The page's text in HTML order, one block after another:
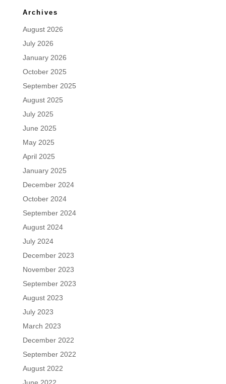
Archives
August 2026
July 2026
January 2026
October 2025
September 2025
August 2025
July 2025
June 2025
May 2025
April 2025
January 2025
December 2024
October 2024
September 2024
August 2024
July 2024
December 2023
November 2023
September 2023
August 2023
July 2023
March 2023
December 2022
September 2022
August 2022